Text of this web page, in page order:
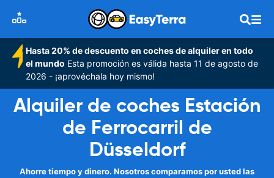
Hasta 20% de descuento en coches de alquiler en todo
el mundo Esta promoción es válida hasta 11 de agosto de
2026 - ¡aprovéchala hoy mismo!
Alquiler de coches Estación
de Ferrocarril de
Düsseldorf
Ahorre tiempo y dinero. Nosotros comparamos por usted las